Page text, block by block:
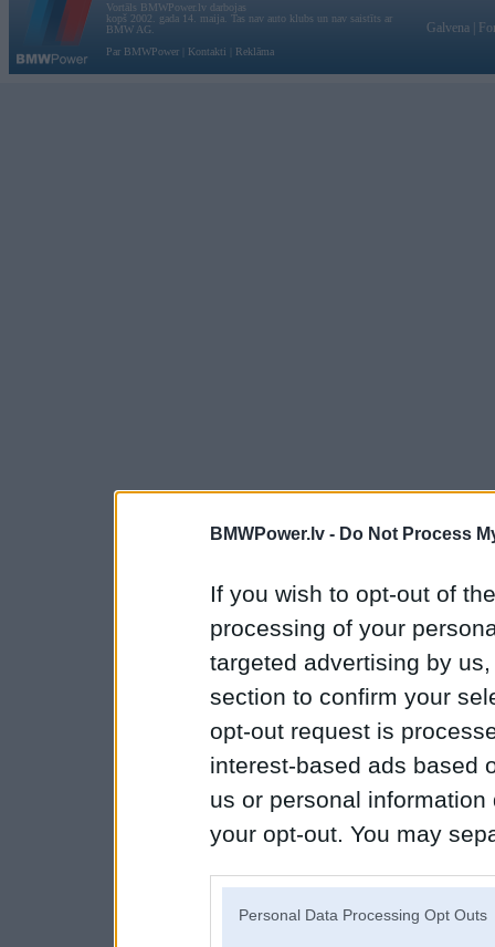
BMWPower.lv - Do Not Process
If you wish to opt-out of
processing of your
targeted advertising by
section to confirm your
opt-out request is
interest-based ads based
us or personal
your opt-out. You may
Personal Data Processing Opt Outs
Vortāls BMWPower.lv darbojas
kopš 2002. gada 14. maija. Tas nav auto klubs un nav saistīts ar
BMW AG.
Par BMWPower
Kontakti Reklāma
Galvena